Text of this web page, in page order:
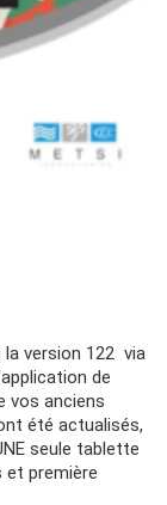
version 122 via
de
vos anciens
été actualisés,
seule tablette
et première